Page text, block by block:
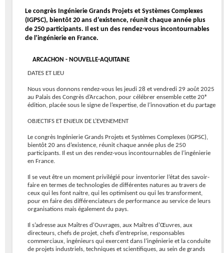
Le congrès Ingénierie Grands Projets et Systèmes Complexes
(IGPSC), bientôt 20 ans d’existence, réunit chaque année plus
de 250 participants. Il est un des rendez-vous incontournables
de l’ingénierie en France.
ARCACHON - NOUVELLE-AQUITAINE
DATES ET LIEU
Nous vous donnons rendez-vous les jeudi 28 et vendredi 29 août 2025
au Palais des Congrès d’Arcachon, pour célébrer ensemble cette 20ᵉ
édition, placée sous le signe de l’expertise, de l’innovation et du partage
OBJECTIFS ET ENJEUX DE L’EVENEMENT
Le congrès Ingénierie Grands Projets et Systèmes Complexes (IGPSC),
bientôt 20 ans d’existence, réunit chaque année plus de 250
participants. Il est un des rendez-vous incontournables de l’ingénierie
en France.
Il se veut être un moment privilégié pour inventorier l’état des savoir-
faire en termes de technologies de différentes natures au travers de
ceux qui les font naitre, qui les optimisent ou qui les transforment,
pour en faire des différenciateurs de performance au service de leurs
organisations mais également du pays.
Il s’adresse aux Maîtres d'Ouvrages, aux Maîtres d'Œuvres, aux
directeurs, chefs de projet, chefs d’entreprise, responsables
commerciaux, ingénieurs qui exercent dans l’ingénierie et la conduite
de projets industriels, techniques et scientifiques, au sein de grands